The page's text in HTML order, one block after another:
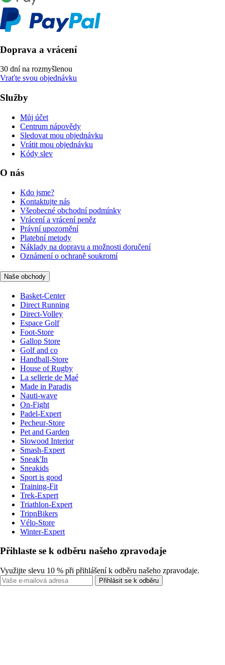
Doprava a vrácení
30 dní na rozmyšlenou
Vraťte svou objednávku
Služby
Můj účet
Centrum nápovědy
Sledovat mou objednávku
Vrátit mou objednávku
Kódy slev
O nás
Kdo jsme?
Kontaktujte nás
Všeobecné obchodní podmínky
Vrácení a vrácení peněz
Právní upozornění
Platební metody
Náklady na dopravu a možnosti doručení
Oznámení o ochraně soukromí
Naše obchody
Basket-Center
Direct Running
Direct-Volley
Espace Golf
Foot-Store
Gallop Store
Golf and co
Handball-Store
House of Rugby
La sellerie de Maé
Made in Paradis
Nauti-wave
On-Fight
Padel-Expert
Pecheur-Store
Pet and Garden
Slowood Interior
Smash-Expert
Sneak'In
Sneakids
Sport is good
Training-Fit
Trek-Expert
Triathlon-Expert
TripnBikers
Vélo-Store
Winter-Expert
Přihlaste se k odběru našeho zpravodaje
Využijte slevu 10 % při přihlášení k odběru našeho zpravodaje.
Přihlásit se k odběru